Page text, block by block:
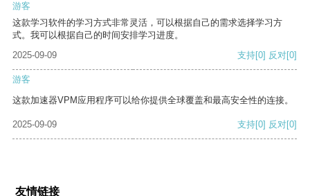
游客
这款学习软件的学习方式非常灵活，可以根据自己的需求选择学习方
式。我可以根据自己的时间安排学习进度。
2025-09-09
支持[0] 反对[0]
游客
这款加速器VPM应用程序可以给你提供全球覆盖和最高安全性的连接。
2025-09-09 支持[0] 反对[0]
友情链接